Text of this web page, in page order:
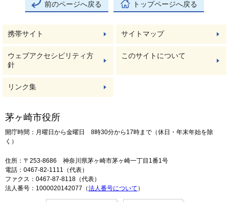
前のページへ戻る トップページへ戻る
携帯サイト サイトマップ
ウェブアクセシビリティ方
針
このサイトについて
リンク集
茅ヶ崎市役所
開庁時間：月曜日から金曜日 8時30分から17時まで（休日・年末年始を除
く）
住所：〒253-8686 神奈川県茅ヶ崎市茅ヶ崎一丁目1番1号
電話：0467-82-1111（代表）
ファクス：0467-87-8118（代表）
法人番号：1000020142077（法人番号について ）